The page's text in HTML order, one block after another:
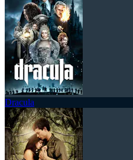
Dracula